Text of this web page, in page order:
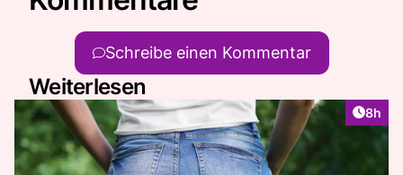
Schreibe einen Kommentar
Weiterlesen
8h